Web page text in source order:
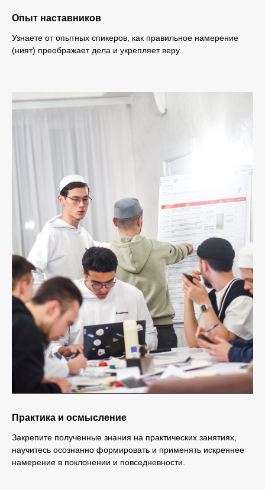
Опыт наставников
Узнаете от опытных спикеров, как правильное намерение
(ният) преображает дела и укрепляет веру.
Практика и осмысление
Закрепите полученные знания на практических занятиях,
научитесь осознанно формировать и применять искреннее
намерение в поклонении и повседневности.